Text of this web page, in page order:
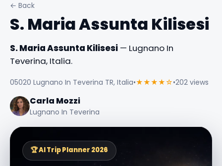
← Back
S. Maria Assunta Kilisesi
S. Maria Assunta Kilisesi — Lugnano In
Teverina, Italia.
05020 Lugnano In Teverina TR, Italia•★★★★☆•202 views
Carla Mozzi
Lugnano In Teverina
🏆 AI Trip Planner 2026